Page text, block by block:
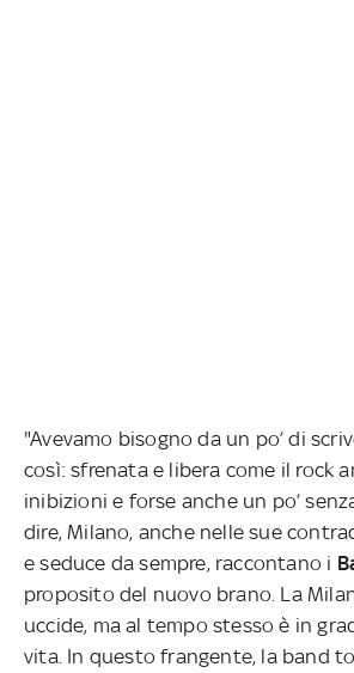
"Avevamo bisogno da un po’ di
così: sfrenata e libera come il rock
inibizioni e forse anche un po’
dire, Milano, anche nelle sue
e seduce da sempre, raccontano i
proposito del nuovo brano. La
uccide, ma al tempo stesso è in
vita. In questo frangente, la band